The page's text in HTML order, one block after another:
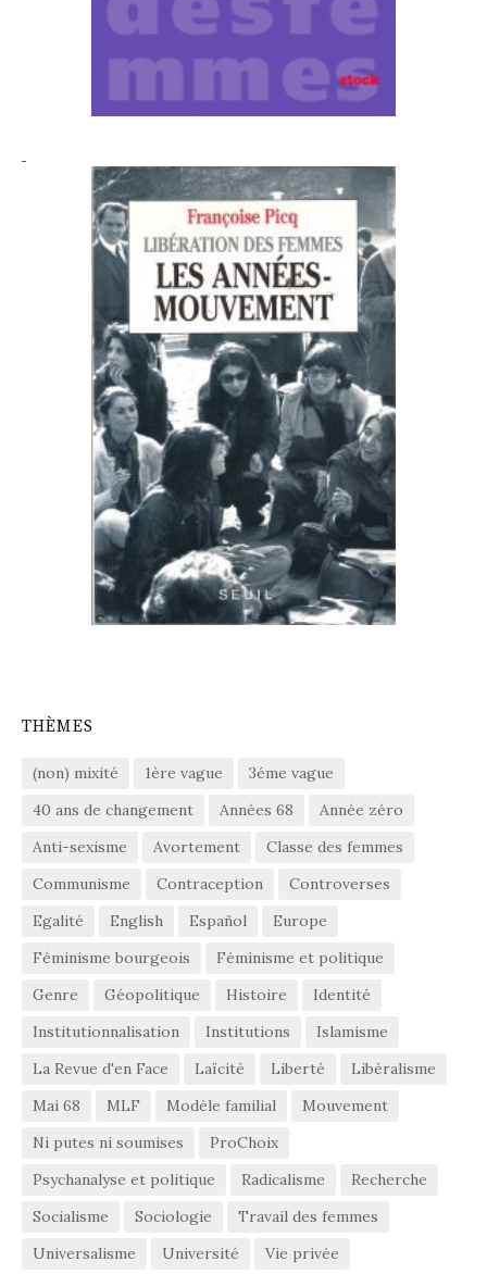
THÈMES
(non) mixité 1ère vague
3éme vague
40 ans de changement
Années 68
Année zéro
Anti-sexisme
Avortement
Classe des femmes
Communisme
Contraception
Controverses
Egalité
English Español
Europe
Féminisme bourgeois
Féminisme et politique
Genre
Géopolitique Histoire
Identité
Institutionnalisation
Institutions
Islamisme
La Revue d'en Face
Laïcité Liberté
Libéralisme
Mai 68
MLF Modèle familial
Mouvement
Ni putes ni soumises
ProChoix
Psychanalyse et politique
Radicalisme
Recherche
Socialisme
Sociologie
Travail des femmes
Universalisme
Université Vie privée